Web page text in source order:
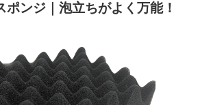
ポンジ｜泡立ちがよく万能！